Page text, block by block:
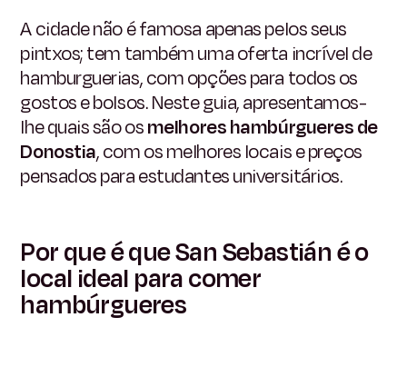
A cidade não é famosa apenas pelos seus
pintxos; tem também uma oferta incrível de
hamburguerias, com opções para todos os
gostos e bolsos. Neste guia, apresentamos-
lhe quais são osmelhores hambúrgueres de
Donostia, com os melhores locais e preços
pensados para estudantes universitários.
Por que é que San Sebastián é o
local ideal para comer
hambúrgueres